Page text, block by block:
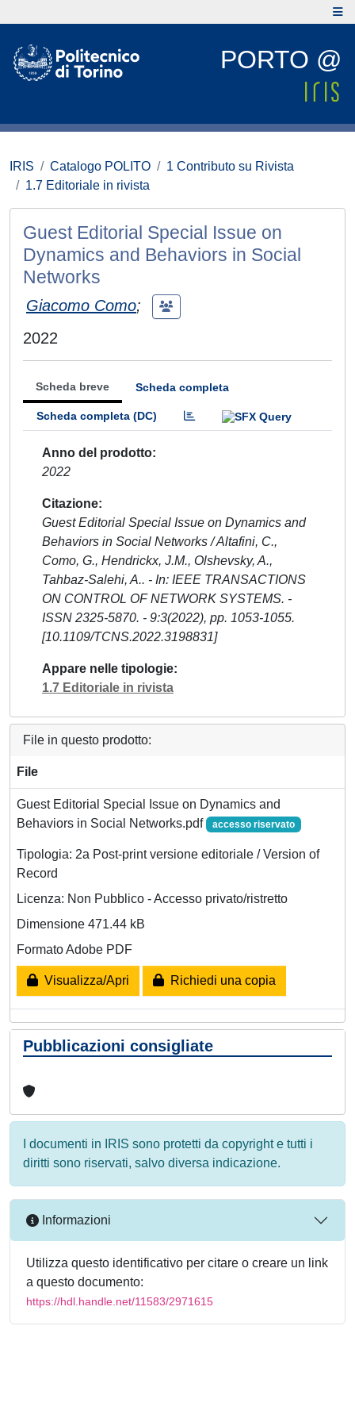
PORTO @
IRIS Catalogo POLITO
1 Contributo su Rivista
1.7 Editoriale in rivista
Guest Editorial Special Issue on
Dynamics and Behaviors in Social
Networks
Giacomo Como;
2022
Scheda breve Scheda completa
Scheda completa (DC)
Anno del prodotto
2022
Citazione
Guest Editorial Special Issue on Dynamics and
Behaviors in Social Networks / Altafini, C.,
Como, G., Hendrickx, J.M., Olshevsky, A.,
Tahbaz-Salehi, A.. - In: IEEE TRANSACTIONS
ON CONTROL OF NETWORK SYSTEMS. -
ISSN 2325-5870. - 9:3(2022), pp. 1053-1055.
[10.1109/TCNS.2022.3198831]
Appare nelle tipologie
1.7 Editoriale in rivista
File in questo prodotto:
File
Guest Editorial Special Issue on Dynamics and
Behaviors in Social Networks.pdf
accesso riservato
Tipologia: 2a Post-print versione editoriale / Version of
Record
Licenza: Non Pubblico - Accesso privato/ristretto
Dimensione 471.44 kB
Formato Adobe PDF
Visualizza/Apri Richiedi una copia
Pubblicazioni consigliate
I documenti in IRIS sono protetti da copyright e tutti i
diritti sono riservati, salvo diversa indicazione.
Informazioni
Utilizza questo identificativo per citare o creare un link
a questo documento:
https://hdl.handle.net/11583/2971615